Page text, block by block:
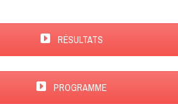
RÉSULTATS
PROGRAMME